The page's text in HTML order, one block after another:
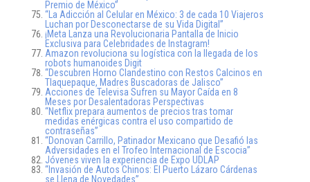
Premio de México”
“La Adicción al Celular en México: 3 de cada 10 Viajeros
Luchan por Desconectarse de su Vida Digital”
¡Meta Lanza una Revolucionaria Pantalla de Inicio
Exclusiva para Celebridades de Instagram!
Amazon revoluciona su logística con la llegada de los
robots humanoides Digit
“Descubren Horno Clandestino con Restos Calcinos en
Tlaquepaque, Madres Buscadoras de Jalisco”
Acciones de Televisa Sufren su Mayor Caída en 8
Meses por Desalentadoras Perspectivas
“Netflix prepara aumentos de precios tras tomar
medidas enérgicas contra el uso compartido de
contraseñas”
“Donovan Carrillo, Patinador Mexicano que Desafió las
Adversidades en el Trofeo Internacional de Escocia”
Jóvenes viven la experiencia de Expo UDLAP
“Invasión de Autos Chinos: El Puerto Lázaro Cárdenas
se Llena de Novedades”